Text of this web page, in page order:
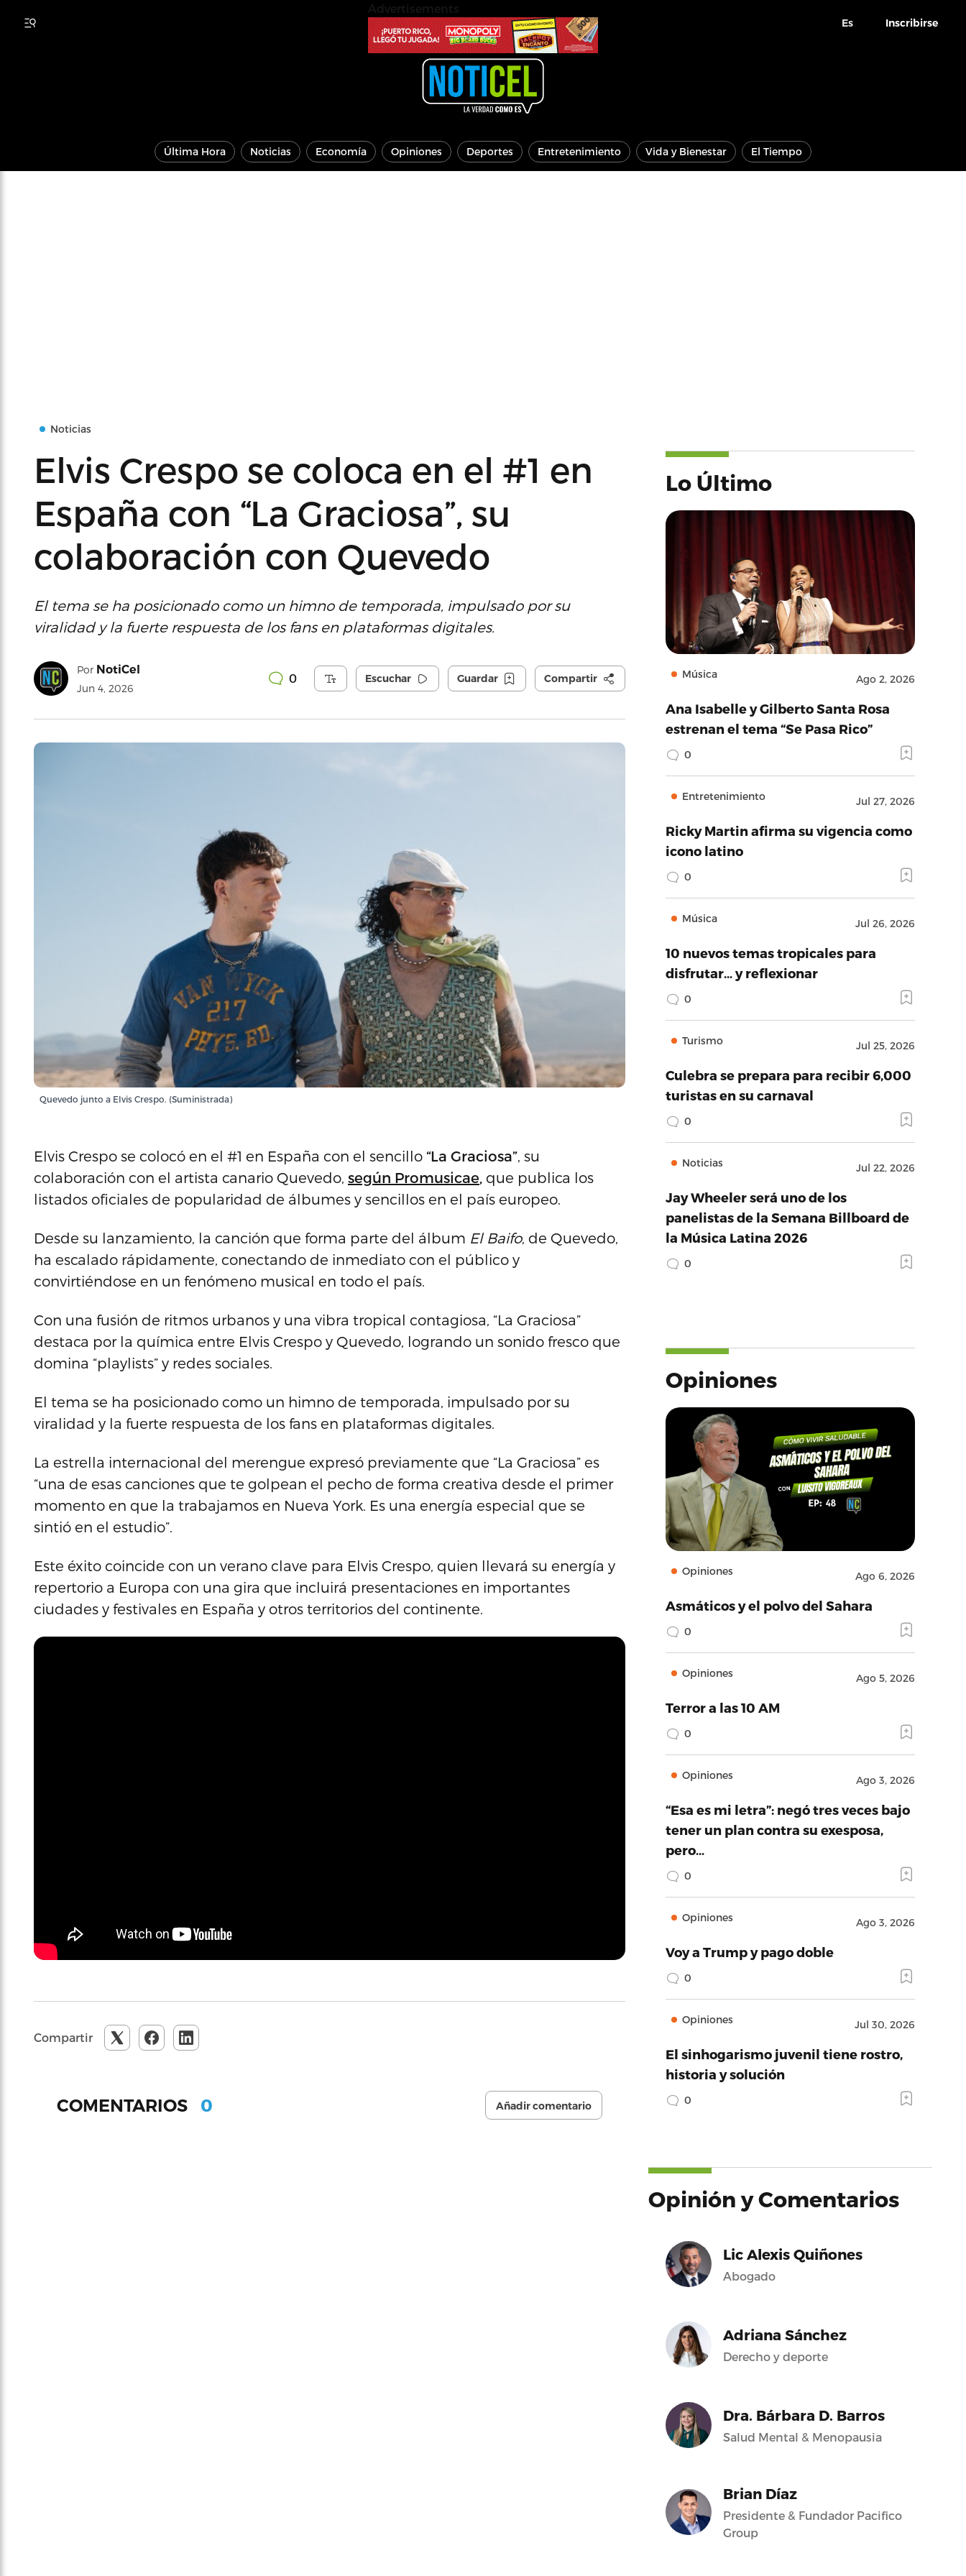
Es Inscribirse
Última Hora Noticias Economía Opiniones Deportes Entretenimiento Vida y Bienestar El Tiempo
Noticias
Elvis Crespo se coloca en el #1 en
España con “La Graciosa”, su
colaboración con Quevedo
El tema se ha posicionado como un himno de temporada, impulsado por su
viralidad y la fuerte respuesta de los fans en plataformas digitales.
Por NotiCel
Jun 4, 2026
0 Escuchar Guardar Compartir
Quevedo junto a Elvis Crespo. (Suministrada)
Elvis Crespo se colocó en el #1 en España con el sencillo “La Graciosa”, su
colaboración con el artista canario Quevedo, según Promusicae, que publica los
listados oficiales de popularidad de álbumes y sencillos en el país europeo.
Desde su lanzamiento, la canción que forma parte del álbum El Baifo, de Quevedo,
ha escalado rápidamente, conectando de inmediato con el público y
convirtiéndose en un fenómeno musical en todo el país.
Con una fusión de ritmos urbanos y una vibra tropical contagiosa, “La Graciosa”
destaca por la química entre Elvis Crespo y Quevedo, logrando un sonido fresco que
domina “playlists” y redes sociales.
El tema se ha posicionado como un himno de temporada, impulsado por su
viralidad y la fuerte respuesta de los fans en plataformas digitales.
La estrella internacional del merengue expresó previamente que “La Graciosa” es
“una de esas canciones que te golpean el pecho de forma creativa desde el primer
momento en que la trabajamos en Nueva York. Es una energía especial que se
sintió en el estudio”.
Este éxito coincide con un verano clave para Elvis Crespo, quien llevará su energía y
repertorio a Europa con una gira que incluirá presentaciones en importantes
ciudades y festivales en España y otros territorios del continente.
Compartir
COMENTARIOS 0 Añadir comentario
Lo Último
Música Ago 2, 2026
Ana Isabelle y Gilberto Santa Rosa
estrenan el tema “Se Pasa Rico”
0
Entretenimiento Jul 27, 2026
Ricky Martin afirma su vigencia como
icono latino
0
Música Jul 26, 2026
10 nuevos temas tropicales para
disfrutar… y reflexionar
0
Turismo Jul 25, 2026
Culebra se prepara para recibir 6,000
turistas en su carnaval
0
Noticias Jul 22, 2026
Jay Wheeler será uno de los
panelistas de la Semana Billboard de
la Música Latina 2026
0
Opiniones
Opiniones Ago 6, 2026
Asmáticos y el polvo del Sahara
0
Opiniones Ago 5, 2026
Terror a las 10 AM
0
Opiniones Ago 3, 2026
“Esa es mi letra”: negó tres veces bajo
tener un plan contra su exesposa,
pero…
0
Opiniones Ago 3, 2026
Voy a Trump y pago doble
0
Opiniones Jul 30, 2026
El sinhogarismo juvenil tiene rostro,
historia y solución
0
Opinión y Comentarios
Lic Alexis Quiñones
Abogado
Adriana Sánchez
Derecho y deporte
Dra. Bárbara D. Barros
Salud Mental & Menopausia
Brian Díaz
Presidente & Fundador Pacifico
Group